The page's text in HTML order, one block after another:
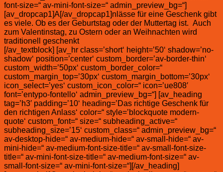
font-size=“ av-mini-font-size=“ admin_preview_bg=“]
[av_dropcap1]A[/av_dropcap1]nlässe für eine Geschenk gibt
es viele. Ob es der Geburtstag oder der Muttertag ist. Auch
zum Valentinstag, zu Ostern oder an Weihnachten wird
traditionell geschenkt
[/av_textblock] [av_hr class=’short‘ height=’50‘ shadow=’no-
shadow‘ position=’center‘ custom_border=’av-border-thin‘
custom_width=’50px‘ custom_border_color=“
custom_margin_top=’30px‘ custom_margin_bottom=’30px‘
icon_select=’yes‘ custom_icon_color=“ icon=’ue808′
font=’entypo-fontello‘ admin_preview_bg=“] [av_heading
tag=’h3′ padding=’10‘ heading=’Das richtige Geschenk für
den richtigen Anlass‘ color=“ style=’blockquote modern-
quote‘ custom_font=“ size=“ subheading_active=“
subheading_size=’15‘ custom_class=“ admin_preview_bg=“
av-desktop-hide=“ av-medium-hide=“ av-small-hide=“ av-
mini-hide=“ av-medium-font-size-title=“ av-small-font-size-
title=“ av-mini-font-size-title=“ av-medium-font-size=“ av-
small-font-size=“ av-mini-font-size=“][/av_heading]